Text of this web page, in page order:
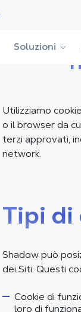
Soluzioni
Utilizziamo
o il browser da
terzi approvati,
network.
Tipi di
Shadow può
dei Siti. Questi
Cookie di
loro di